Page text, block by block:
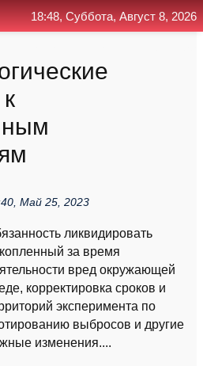
Май 25, 2023
ликвидировать
за время
вред окружающей
корректировка сроков и
эксперимента по
выбросов и другие
изменения....
18:48, Суббота, Август 8, 2026